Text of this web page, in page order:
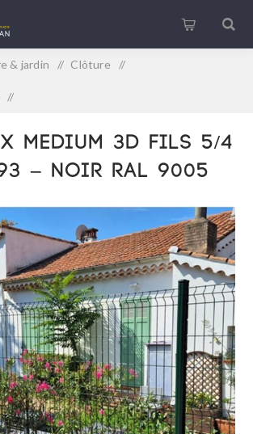
& jardin / Clôture /
/
MEDIUM 3D Fils 5/4
– NOIR RAL 9005